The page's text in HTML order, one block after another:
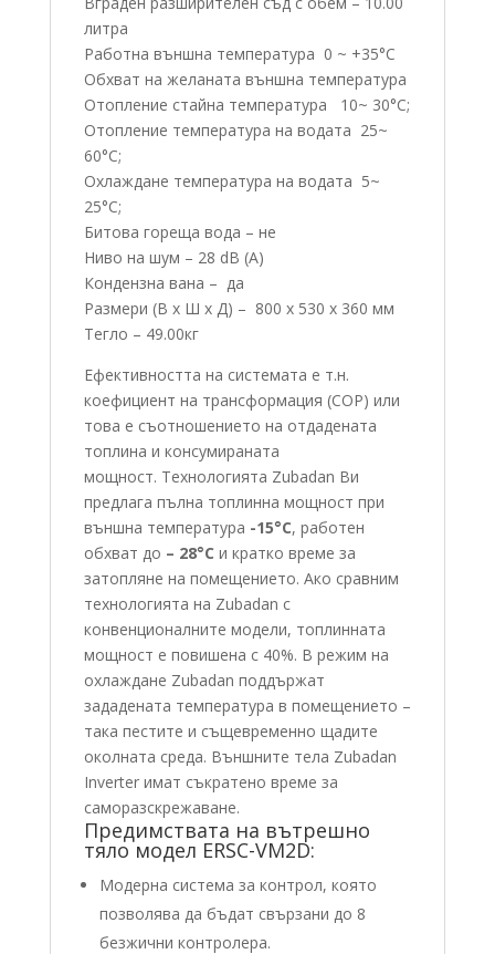
литра
Работна външна температура 0 ~ +35°C
Обхват на желаната външна температура
Отопление стайна температура 10~ 30°C;
Отопление температура на водата 25~
60°C;
Охлаждане температура на водата 5~
25°C;
Битова гореща вода – не
Ниво на шум – 28 dB (A)
Кондензна вана – да
Размери (В x Ш x Д) – 800 x 530 x 360 мм
Тегло – 49.00кг
Ефективността на системата е т.н.
коефициент на трансформация (COP) или
това е съотношението на отдадената
топлина и консумираната
мощност. Технологията Zubadan Ви
предлага пълна топлинна мощност при
външна температура -15°С, работен
обхват до – 28°C и кратко време за
затопляне на помещението. Ако сравним
технологията на Zubadan с
конвенционалните модели, топлинната
мощност е повишена с 40%. В режим на
охлаждане Zubadan поддържат
зададената температура в помещението –
така пестите и същевременно щадите
околната среда. Външните тела Zubadan
Inverter имат съкратено време за
саморазскрежаване.
Предимствата на вътрешно
тяло модел ERSC-VM2D:
Модерна система за контрол, която
позволява да бъдат свързани до 8
безжични контролера.